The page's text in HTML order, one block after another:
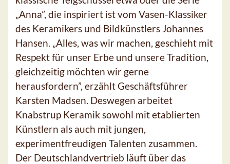
„Anna”, die inspiriert ist vom Vasen-Klassiker
des Keramikers und Bildkünstlers Johannes
Hansen. „Alles, was wir machen, geschieht mit
Respekt für unser Erbe und unsere Tradition,
gleichzeitig möchten wir gerne
herausfordern”, erzählt Geschäftsführer
Karsten Madsen. Deswegen arbeitet
Knabstrup Keramik sowohl mit etablierten
Künstlern als auch mit jungen,
experimentfreudigen Talenten zusammen.
Der Deutschlandvertrieb läuft über das